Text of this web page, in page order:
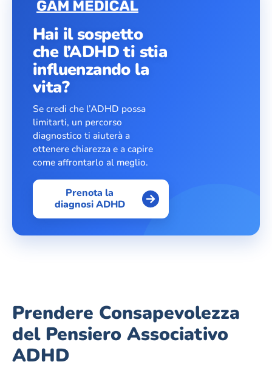
Hai il sospetto
che l’ADHD ti stia
influenzando la
vita?
Se credi che l’ADHD possa
limitarti, un percorso
diagnostico ti aiuterà a
ottenere chiarezza e a capire
come affrontarlo al meglio.
Prenota la
diagnosi ADHD
Prendere Consapevolezza
del Pensiero Associativo
ADHD